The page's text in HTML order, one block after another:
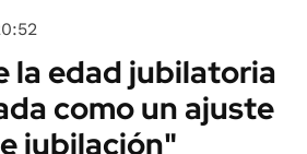
la edad jubilatoria
como un ajuste
jubilación"